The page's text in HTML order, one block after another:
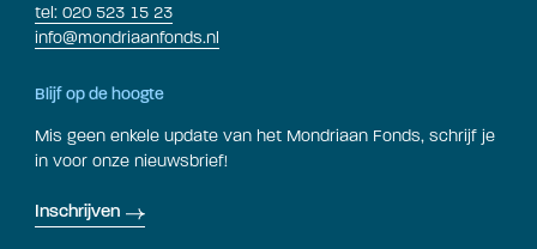
tel: 020 523 15 23
info@mondriaanfonds.nl
Blijf op de hoogte
Mis geen enkele update van het Mondriaan Fonds, schrijf je
in voor onze nieuwsbrief!
Inschrijven